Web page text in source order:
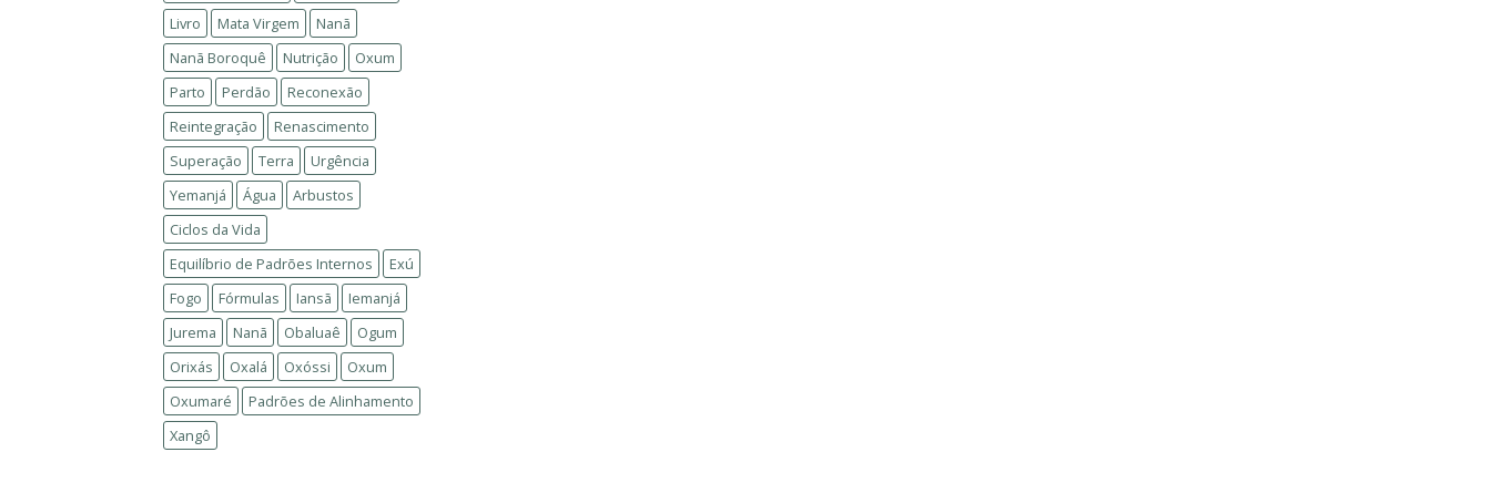
Arbustos
Ciclos da Vida
Equilíbrio de Padrões Internos Exú
Fogo Fórmulas Iansã
Iemanjá
Jurema
Livro Mata Virgem Nanã
Nanã
Nanã Boroquê Nutrição
Obaluaê
Ogum
Orixás
Oxalá Oxum
Oxum
Oxumaré
Oxóssi
Padrões de Alinhamento
Parto Perdão
Reconexão
Reintegração
Renascimento
Superação
Terra Urgência
Xangô
Yemanjá Água